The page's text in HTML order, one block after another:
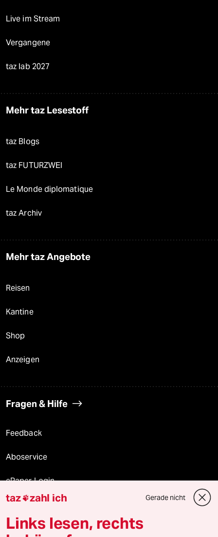
Live im Stream
Vergangene
taz lab 2027
Mehr taz Lesestoff
taz Blogs
taz FUTURZWEI
Le Monde diplomatique
taz Archiv
Mehr taz Angebote
Reisen
Kantine
Shop
Anzeigen
Fragen & Hilfe
Feedback
Aboservice
ePaper Login
Downloads für Abonnierende
taz zahl ich Gerade nicht
Links lesen, rechts